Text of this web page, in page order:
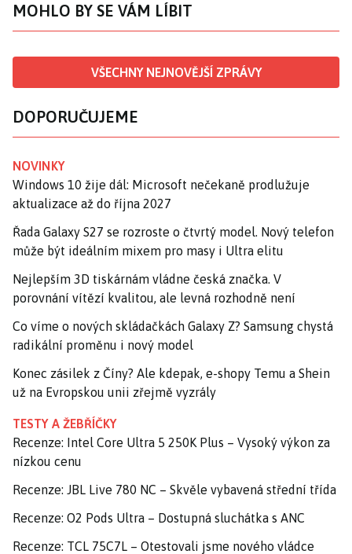
MOHLO BY SE VÁM LÍBIT
VŠECHNY NEJNOVĚJŠÍ ZPRÁVY
DOPORUČUJEME
NOVINKY
Windows 10 žije dál: Microsoft nečekaně prodlužuje
aktualizace až do října 2027
Řada Galaxy S27 se rozroste o čtvrtý model. Nový telefon
může být ideálním mixem pro masy i Ultra elitu
Nejlepším 3D tiskárnám vládne česká značka. V
porovnání vítězí kvalitou, ale levná rozhodně není
Co víme o nových skládačkách Galaxy Z? Samsung chystá
radikální proměnu i nový model
Konec zásilek z Číny? Ale kdepak, e-shopy Temu a Shein
už na Evropskou unii zřejmě vyzrály
TESTY A ŽEBŘÍČKY
Recenze: Intel Core Ultra 5 250K Plus – Vysoký výkon za
nízkou cenu
Recenze: JBL Live 780 NC – Skvěle vybavená střední třída
Recenze: O2 Pods Ultra – Dostupná sluchátka s ANC
Recenze: TCL 75C7L – Otestovali jsme nového vládce